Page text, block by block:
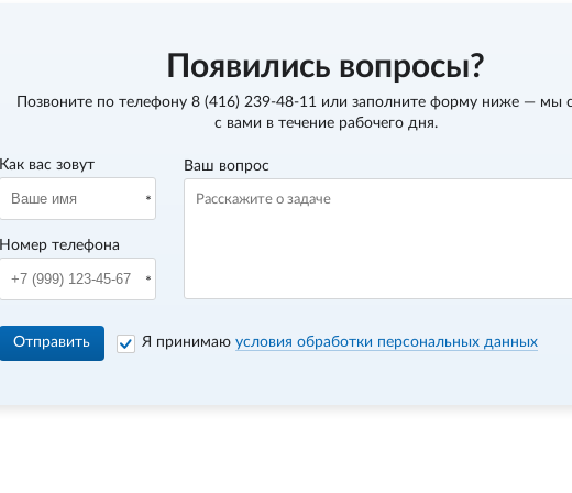
Появились вопросы?
Позвоните по телефону 8 (416) 239-48-11или заполните форму ниже — мы
с вами в течение рабочего дня.
Как вас зовут
Номер телефона
Ваш вопрос
Отправить Я принимаю условия обработки персональных данных